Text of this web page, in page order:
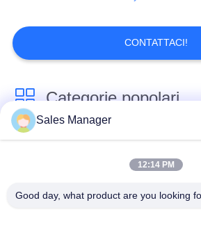
CONTATTACI!
Categorie popolari
Martello elettrico
Sales Manager
12:14 PM
Good day, what product are you looking